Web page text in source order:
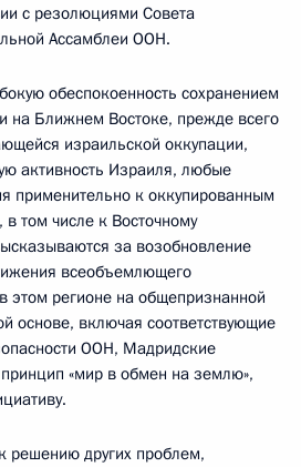
с резолюциями Совета
Ассамблеи ООН.
обеспокоенность сохранением
на Ближнем Востоке, прежде всего
израильской оккупации,
активность Израиля, любые
применительно к оккупированным
том числе к Восточному
за возобновление
всеобъемлющего
этом регионе на общепризнанной
основе, включая соответствующие
ООН, Мадридские
«мир в обмен на землю»,
решению других проблем,